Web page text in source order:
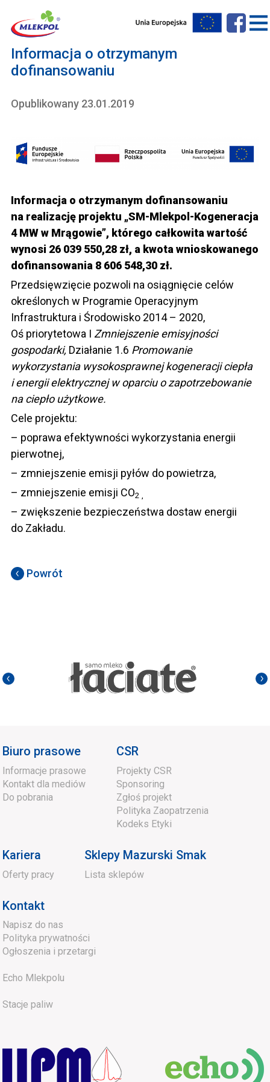
Informacja o otrzymanym
dofinansowaniu
Opublikowany 23.01.2019
Informacja o otrzymanym dofinansowaniu
na realizację projektu „SM-Mlekpol-Kogeneracja
4 MW w Mrągowie”, którego całkowita wartość
wynosi 26 039 550,28 zł, a kwota wnioskowanego
dofinansowania 8 606 548,30 zł.
Przedsięwzięcie pozwoli na osiągnięcie celów
określonych w Programie Operacyjnym
Infrastruktura i Środowisko 2014 – 2020,
Oś priorytetowa I Zmniejszenie emisyjności
gospodarki, Działanie 1.6 Promowanie
wykorzystania wysokosprawnej kogeneracji ciepła
i energii elektrycznej w oparciu o zapotrzebowanie
na ciepło użytkowe.
Cele projektu:
– poprawa efektywności wykorzystania energii
pierwotnej,
– zmniejszenie emisji pyłów do powietrza,
– zmniejszenie emisji CO2 ,
– zwiększenie bezpieczeństwa dostaw energii
do Zakładu.
Powrót
Biuro prasowe
Informacje prasowe
Kontakt dla mediów
Do pobrania
CSR
Projekty CSR
Sponsoring
Zgłoś projekt
Polityka Zaopatrzenia
Kodeks Etyki
Kariera
Oferty pracy
Sklepy Mazurski Smak
Lista sklepów
Kontakt
Napisz do nas
Polityka prywatności
Ogłoszenia i przetargi
Echo Mlekpolu
Stacje paliw